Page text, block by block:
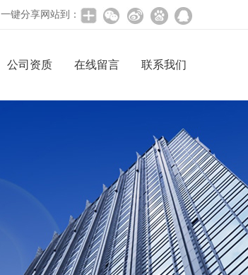
一键分享网站到：
公司资质 在线留言 联系我们